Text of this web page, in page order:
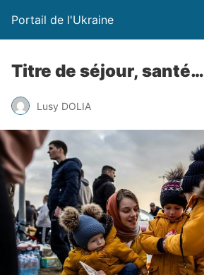
Portail de l'Ukraine
Titre de séjour, santé…
Lusy DOLIA